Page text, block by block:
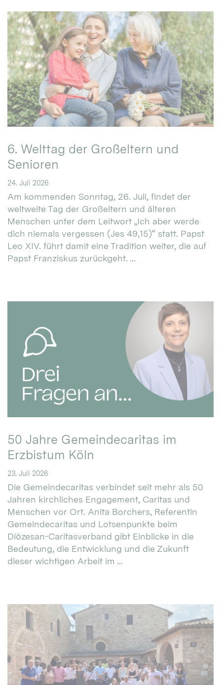
6. Welttag der Großeltern und
Senioren
24. Juli 2026
Am kommenden Sonntag, 26. Juli, findet der
weltweite Tag der Großeltern und älteren
Menschen unter dem Leitwort „Ich aber werde
dich niemals vergessen (Jes 49,15)“ statt. Papst
Leo XIV. führt damit eine Tradition weiter, die auf
Papst Franziskus zurückgeht. ...
50 Jahre Gemeindecaritas im
Erzbistum Köln
23. Juli 2026
Die Gemeindecaritas verbindet seit mehr als 50
Jahren kirchliches Engagement, Caritas und
Menschen vor Ort. Anita Borchers, Referentin
Gemeindecaritas und Lotsenpunkte beim
Diözesan-Caritasverband gibt Einblicke in die
Bedeutung, die Entwicklung und die Zukunft
dieser wichtigen Arbeit im ...